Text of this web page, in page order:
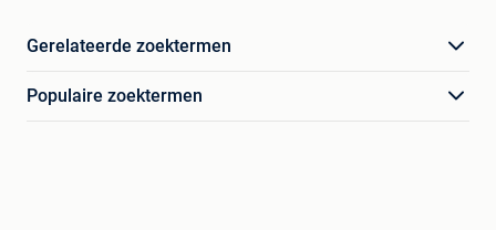
Gerelateerde zoektermen
Populaire zoektermen